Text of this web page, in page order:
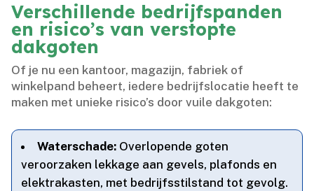
Verschillende bedrijfspanden
en risico’s van verstopte
dakgoten
Of je nu een kantoor, magazijn, fabriek of
winkelpand beheert, iedere bedrijfslocatie heeft te
maken met unieke risico’s door vuile dakgoten:
Waterschade: Overlopende goten
veroorzaken lekkage aan gevels, plafonds en
elektrakasten, met bedrijfsstilstand tot gevolg.​